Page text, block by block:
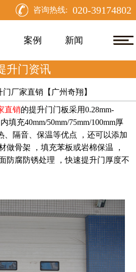
咨询热线: 020-39174802
案例 新闻
升门资讯
厂家直销【广州奇翔】
直销的提升门门板采用0.28mm-
填充40mm/50mm/75mm/100mm厚
、隔音、保温等优点 ，还可以添加
做骨架 ，填充苯板或岩棉保温 ，
防腐防锈处理 ，快速提升门厚度不